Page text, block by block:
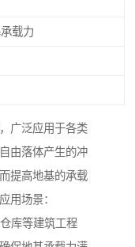
载力
广泛应用于各类
由落体产生的冲
提高地基的承载
用场景：
库等建筑工程